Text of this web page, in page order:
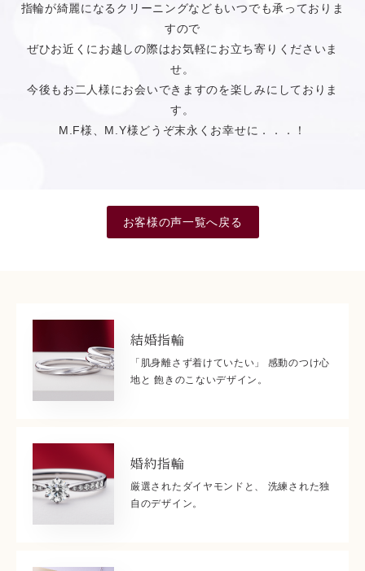
指輪が綺麗になるクリーニングなどもいつでも承っておりま
すので
ぜひお近くにお越しの際はお気軽にお立ち寄りくださいま
せ。
今後もお二人様にお会いできますのを楽しみにしておりま
す。
M.F様、M.Y様どうぞ末永くお幸せに．．．！
お客様の声一覧へ戻る
結婚指輪
「肌身離さず着けていたい」 感動のつけ心
地と 飽きのこないデザイン。
婚約指輪
厳選されたダイヤモンドと、 洗練された独
自のデザイン。